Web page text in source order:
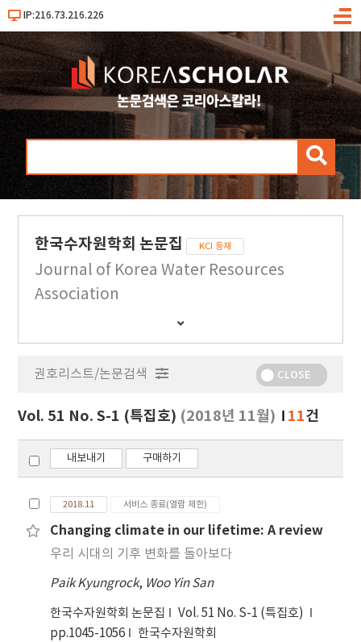
IP:216.73.216.226
메
검
한국수자원학회 논문집 KCI 등재
Journal of Korea Water Resources
Association
간
행
보
기
권호리스트/논문검색 CLOSE
Vol. 51 No. S-1 (특집호) (2018년 11월) 11건
내보내기 구매하기
2018.11 서비스 종료(열람 제한)
Changing climate in our lifetime: A review
우리 시대의 기후 변화를 돌아보다
Paik Kyungrock, Woo Yin San
한국수자원학회 논문집
Vol. 51 No. S-1 (특집호)
pp.1045-1056
한국수자원학회